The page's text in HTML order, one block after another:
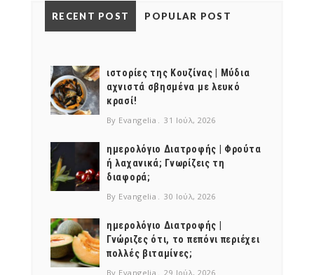
RECENT POST POPULAR POST
ιστορίες της Κουζίνας | Μύδια
αχνιστά σβησμένα με λευκό
κρασί!
By Evangelia 31 Ιούλ, 2026
ημερολόγιο Διατροφής | Φρούτα
ή λαχανικά; Γνωρίζεις τη
διαφορά;
By Evangelia 30 Ιούλ, 2026
ημερολόγιο Διατροφής |
Γνώριζες ότι, το πεπόνι περιέχει
πολλές βιταμίνες;
By Evangelia 29 Ιούλ, 2026